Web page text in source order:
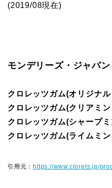
(2019/08現在)
モンデリーズ・ジャパン
クロレッツガム(オリジナル
クロレッツガム(クリアミン
クロレッツガム(シャープミ
クロレッツガム(ライムミン
引用元：https://www.clorets.jp/